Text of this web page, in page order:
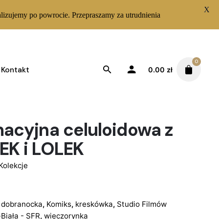
Kontakt 0.00 zł
0
celuloidowa z
i LOLEK
dobranocka, Komiks, kreskówka, Studio Filmów
- SFR, wieczorynka
po powrocie. Przepraszamy za utrudnienia
X